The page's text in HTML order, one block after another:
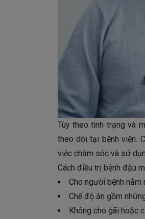
Tùy theo tình trạng và
theo dõi tại bệnh viện.
việc chăm sóc và sử
Cách điều trị bệnh đậu
Cho người bệnh nằm
Chế độ ăn gồm
Không cho gãi hoặc